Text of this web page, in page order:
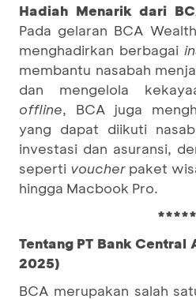
Hadiah Menarik dari
Pada gelaran BCA
menghadirkan berbagai
membantu nasabah
dan mengelola
offline, BCA juga
yang dapat diikuti
investasi dan asuransi,
seperti voucherpaket
hingga Macbook Pro.
*****
Tentang PT Bank Central
2025)
BCA merupakan salah